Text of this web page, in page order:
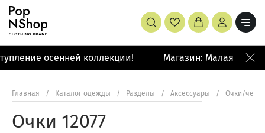
осенней коллекции! Магазин: Малая
Главная / Каталог одежды / Разделы / Аксессуары / Очки/
Очки 12077